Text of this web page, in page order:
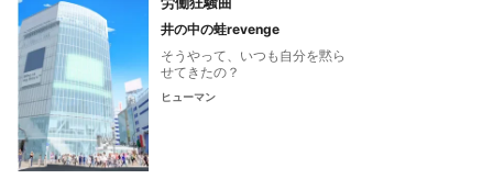
井の中の蛙revenge
そうやって、いつも自分を黙ら
せてきたの？
ヒューマン